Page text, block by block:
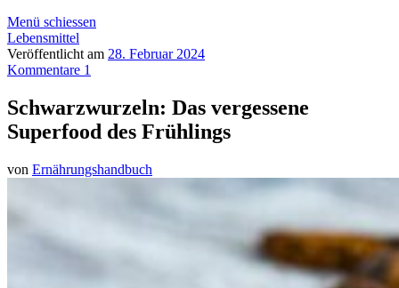
Menü schiessen
Lebensmittel
Veröffentlicht am 28. Februar 2024
Kommentare 1
Schwarzwurzeln: Das vergessene
Superfood des Frühlings
von Ernährungshandbuch